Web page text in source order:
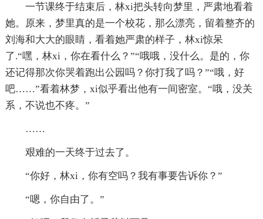
一节课终于结束后，林xi把头转向梦里，严肃地看着
她。原来，梦里真的是一个校花，那么漂亮，留着整齐的
刘海和大大的眼睛，看着她严肃的样子，林xi惊呆
了.“嘿，林xi，你在看什么？”“哦哦，没什么。是的，你
还记得那次你哭着跑出公园吗？你打我了吗？”“哦，好
吧……”看着林梦，xi似乎看出他有一间密室。“哦，没关
系，不说也不疼。”
……
艰难的一天终于过去了。
“你好，林xi，你有空吗？我有事要告诉你？”
“嗯，你自由了。”